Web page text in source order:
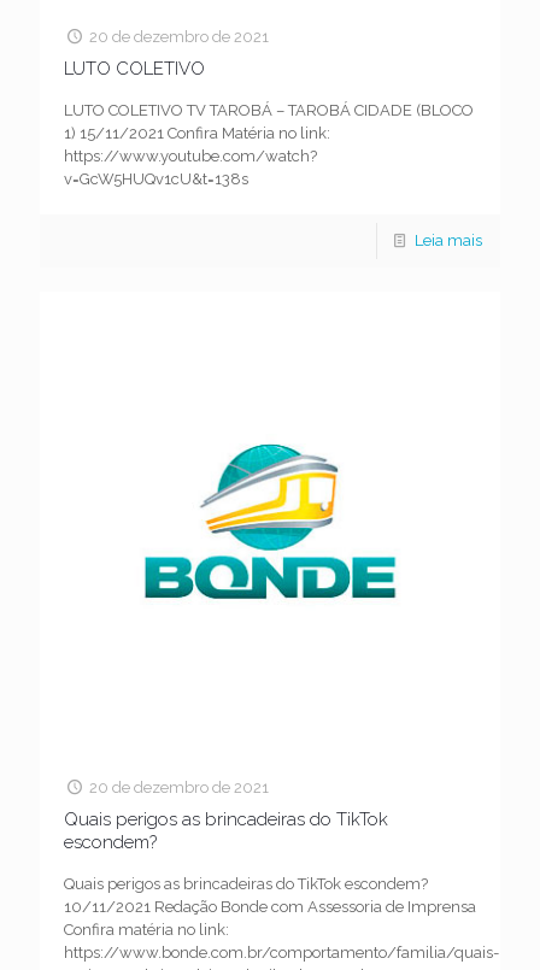
20 de dezembro de 2021
LUTO COLETIVO
LUTO COLETIVO TV TAROBÁ – TAROBÁ CIDADE (BLOCO
1) 15/11/2021 Confira Matéria no link:
https://www.youtube.com/watch?
v=GcW5HUQv1cU&t=138s
Leia mais
20 de dezembro de 2021
Quais perigos as brincadeiras do TikTok
escondem?
Quais perigos as brincadeiras do TikTok escondem?
10/11/2021 Redação Bonde com Assessoria de Imprensa
Confira matéria no link:
https://www.bonde.com.br/comportamento/familia/quais-